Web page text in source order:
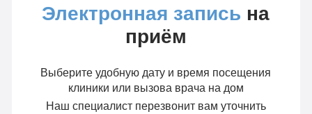
Электронная запись на
приём
Выберите удобную дату и время посещения
клиники или вызова врача на дом
Наш специалист перезвонит вам уточнить